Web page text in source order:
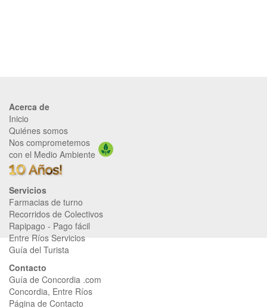
Acerca de
Inicio
Quiénes somos
Nos comprometemos
con el Medio Ambiente
Servicios
Farmacias de turno
Recorridos de Colectivos
Rapipago - Pago fácil
Entre Ríos Servicios
Guía del Turista
Contacto
Guía de Concordia .com
Concordia, Entre Ríos
Página de Contacto